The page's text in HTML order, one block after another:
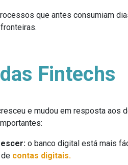
que antes consumiam
Fintechs
e mudou em resposta aos
o banco digital está mais
contas digitais.